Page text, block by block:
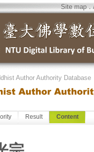
Site map．
Author Authority Database
Result Content